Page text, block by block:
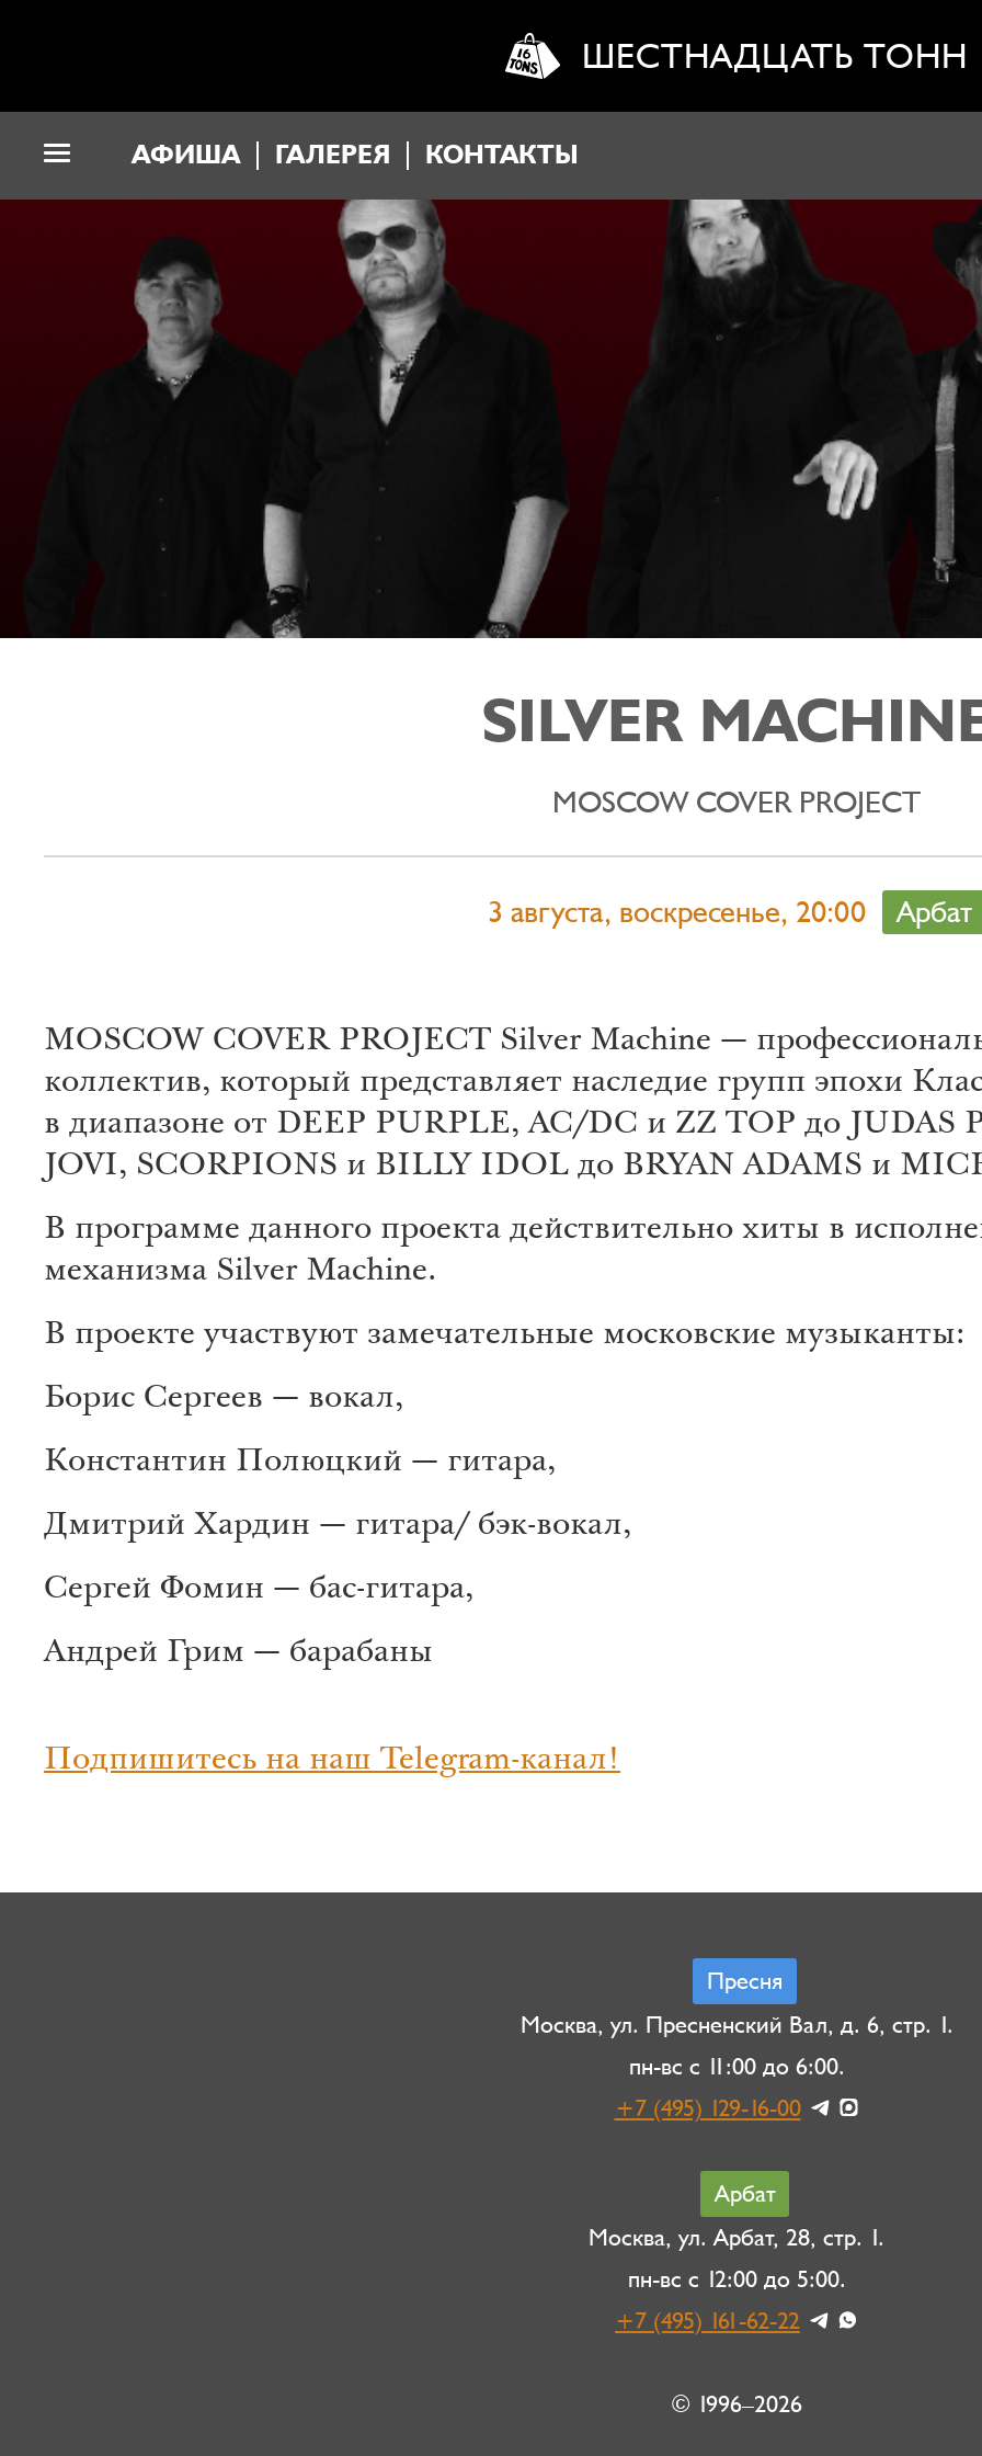
ШЕСТНАДЦАТЬ ТОНН
АФИША ГАЛЕРЕЯ КОНТАКТЫ
SILVER
MOSCOW COVER PROJECT
3 августа, воскресенье, 20:00 Арбат
MOSCOW COVER PROJECT Silver Machine —
коллектив, который представляет наследие групп эпохи
в диапазоне от DEEP PURPLE, AC/DC и ZZ TOP до JUDAS
JOVI, SCORPIONS и BILLY IDOL до BRYAN ADAMS и
В программе данного проекта действительно хиты в
механизма Silver Machine.
В проекте участвуют замечательные московские музыканты:
Борис Сергеев — вокал,
Константин Полюцкий — гитара,
Дмитрий Хардин — гитара/ бэк-вокал,
Сергей Фомин — бас-гитара,
Андрей Грим — барабаны
Подпишитесь на наш Telegram-канал!
Пресня
Москва, ул. Пресненский Вал, д. 6, стр. 1.
пн-вс с 11:00 до 6:00.
+7 (495) 129-16-00
Арбат
Москва, ул. Арбат, 28, стр. 1.
пн-вс с 12:00 до 5:00.
+7 (495) 161-62-22
© 1996–2026